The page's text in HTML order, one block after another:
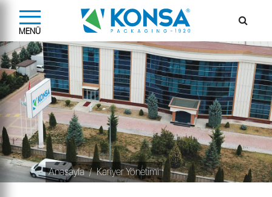
MENÜ
Anasayfa Kariyer Yönetimi